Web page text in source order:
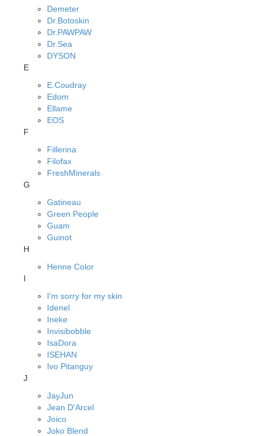
Demeter
Dr.Botoskin
Dr.PAWPAW
Dr.Sea
DYSON
E
E.Coudray
Edom
Ellame
EOS
F
Fillerina
Filofax
FreshMinerals
G
Gatineau
Green People
Guam
Guinot
H
Henne Color
I
I'm sorry for my skin
Idenel
Ineke
Invisibobble
IsaDora
ISEHAN
Ivo Pitanguy
J
JayJun
Jean D'Arcel
Joico
Joko Blend